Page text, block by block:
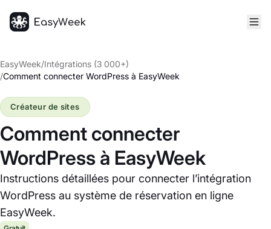
EasyWeek/Intégrations (3 000+)
/Comment connecter WordPress à EasyWeek
Comment connecter
WordPress à EasyWeek
Instructions détaillées pour connecter l’intégration
WordPress au système de réservation en ligne
EasyWeek.
Créateur de sites